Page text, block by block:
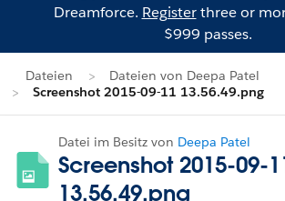
Dreamforce. Registerthree or
$999 passes.
Dateien
Dateien von Deepa Patel
Screenshot 2015-09-11 13.56.49.png
Datei im Besitz von Deepa Patel
Screenshot 2015-09-
13.56.49.png